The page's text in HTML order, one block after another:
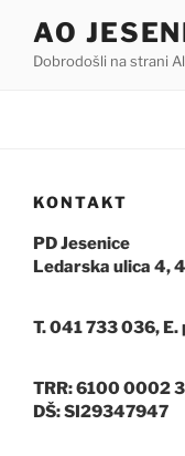
vsebino
AO
Dobrodošli na strani
KONTAKT
PD Jesenice
Ledarska ulica 4,
T.041 733 036, E.
TRR: 6100 0002
DŠ: SI29347947